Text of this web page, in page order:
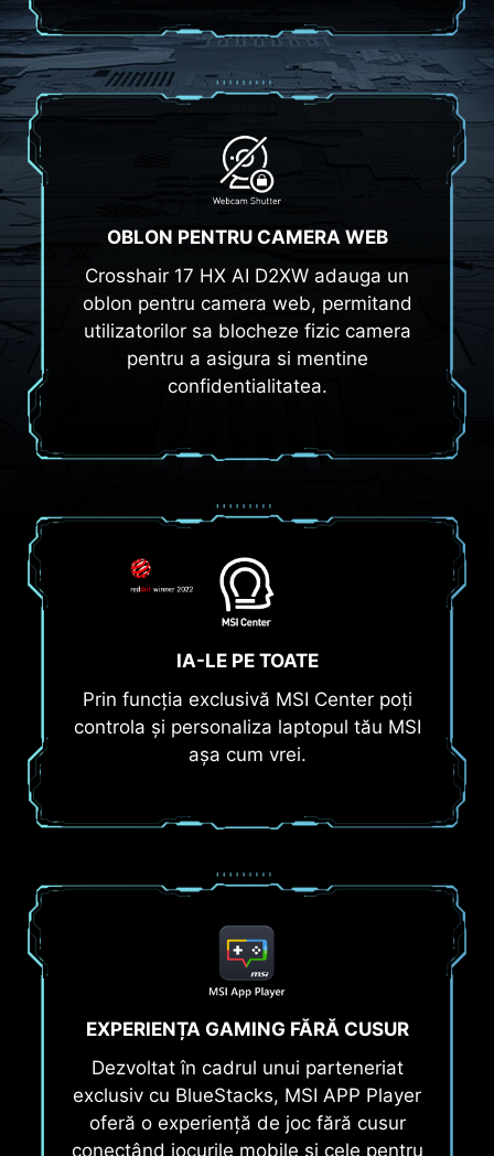
OBLON PENTRU CAMERA WEB
Crosshair 17 HX AI D2XW adauga un
oblon pentru camera web, permitand
utilizatorilor sa blocheze fizic camera
pentru a asigura si mentine
confidentialitatea.
IA-LE PE TOATE
Prin funcția exclusivă MSI Center poți
controla și personaliza laptopul tău MSI
așa cum vrei.
EXPERIENȚA GAMING FĂRĂ CUSUR
Dezvoltat în cadrul unui parteneriat
exclusiv cu BlueStacks, MSI APP Player
oferă o experiență de joc fără cusur
conectând jocurile mobile și cele pentru